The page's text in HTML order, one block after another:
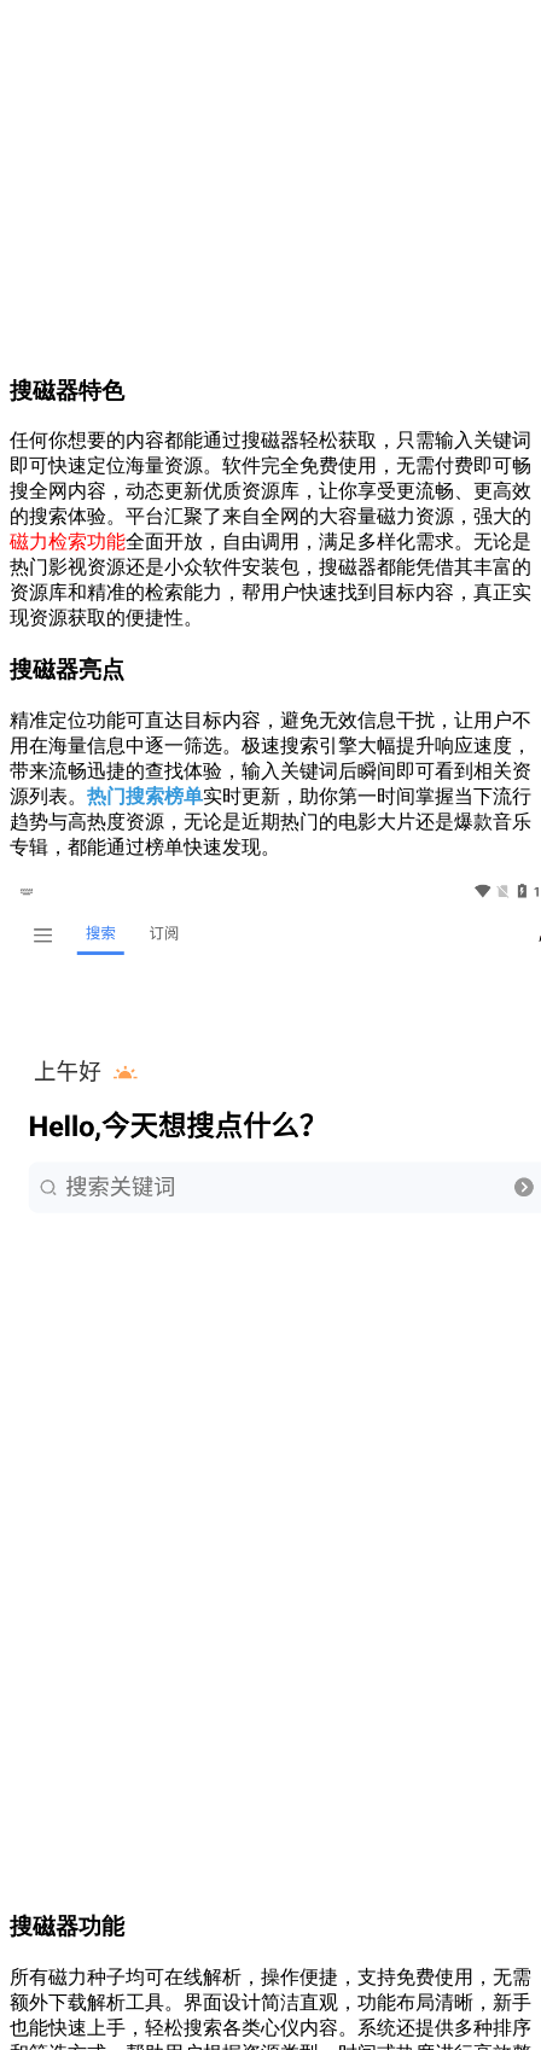
搜磁器特色
任何你想要的内容都能通过搜磁器轻松获取，只需输入关键词
即可快速定位海量资源。软件完全免费使用，无需付费即可畅
搜全网内容，动态更新优质资源库，让你享受更流畅、更高效
的搜索体验。平台汇聚了来自全网的大容量磁力资源，强大的
磁力检索功能全面开放，自由调用，满足多样化需求。无论是
热门影视资源还是小众软件安装包，搜磁器都能凭借其丰富的
资源库和精准的检索能力，帮用户快速找到目标内容，真正实
现资源获取的便捷性。
搜磁器亮点
精准定位功能可直达目标内容，避免无效信息干扰，让用户不
用在海量信息中逐一筛选。极速搜索引擎大幅提升响应速度，
带来流畅迅捷的查找体验，输入关键词后瞬间即可看到相关资
源列表。 热门搜索榜单实时更新，助你第一时间掌握当下流行
趋势与高热度资源，无论是近期热门的电影大片还是爆款音乐
专辑，都能通过榜单快速发现。
搜磁器功能
所有磁力种子均可在线解析，操作便捷，支持免费使用，无需
额外下载解析工具。界面设计简洁直观，功能布局清晰，新手
也能快速上手，轻松搜索各类心仪内容。系统还提供多种排序